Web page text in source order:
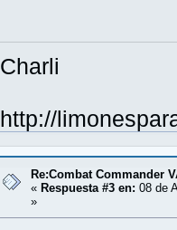
Charli
http://
Re:Combat Commander
« Respuesta #3 en: 08 de
»